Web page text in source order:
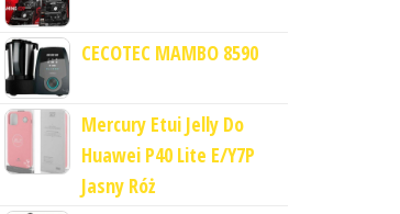
CECOTEC MAMBO 8590
Mercury Etui Jelly Do
Huawei P40 Lite E/Y7P
Jasny Róż